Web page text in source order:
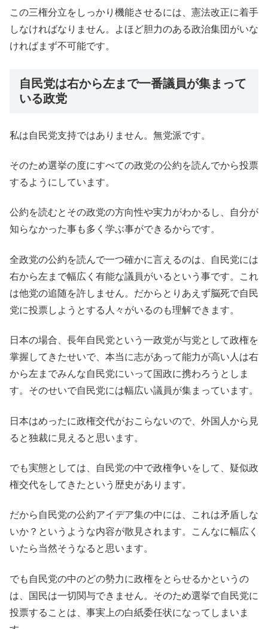
この三権分立をしっかり機能させるには、憲法改正に着手
しなければなりません。よほど胆力のある政治集団がいな
ければまず不可能です。
自民党は右から左まで一番議員が集まって
いる政党
私は自民党支持ではありません。無党派です。
そのため選挙の度にすべての政党の公約を読んでから投票
するようにしています。
公約を読むとその政党の方向性や実力がわかるし、自分が
知らなかった事も多く学ぶ事ができるからです。
全政党の公約を読んで一つ確かに言えるのは、自民党には
右から左まで幅広く有能な議員がいるという事です。これ
は他党の追随を許しません。だからとりあえず脳死で自民
党に投票しようとする人々がいるのも理解できます。
日本の場合、長年自民党という一政党が与党として政権を
掌握してきたせいで、本当に志があって能力が高い人は右
から左までみんな自民党にいって国政に携わろうとしま
す。そのせいで自民党には幅広い議員が集まっています。
日本はめったに政権交代がおこらないので、外国人から見
ると独裁に見えると思います。
でも実態としては、自民党の中で政権争いをして、疑似政
権交代をしてきたという歴史があります。
だから自民党の公約アイデア集の中には、これは矛盾しな
いか？というような内容が散見されます。こんなに幅広く
いたら当然そうなると思います。
でも自民党の中のどの勢力に政権をとらせるかというの
は、国民は一切関与できません。そのため選挙で自民党に
投票することは、事実上の白紙委任状になってしまいま